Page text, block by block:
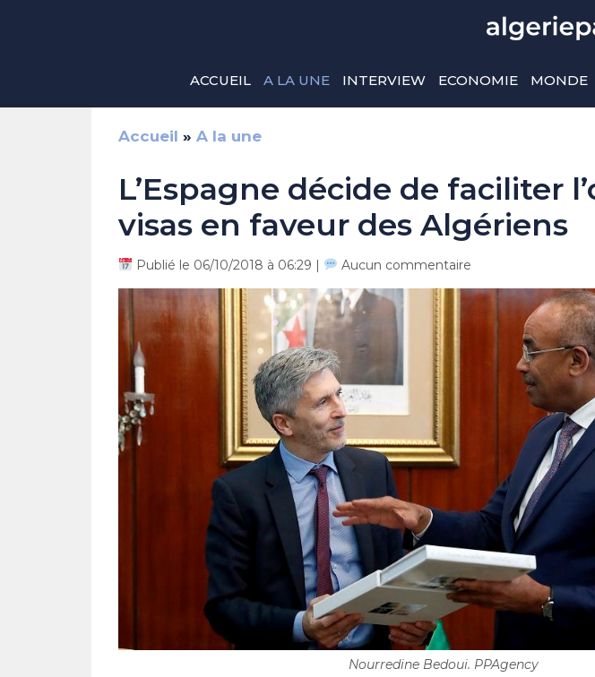
ACCUEIL A LA UNE INTERVIEW ECONOMIE MONDE
Accueil » A la une
L’Espagne décide de faciliter
visas en faveur des Algériens
Publié le 06/10/2018 à 06:29 | Aucun commentaire
Nourredine Bedoui. PPAgency